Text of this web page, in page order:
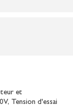
et
Tension d'essai